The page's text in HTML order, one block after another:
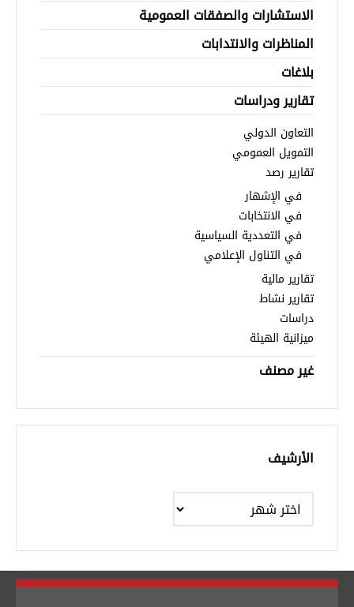
الاستشارات والصفقات العمومية
المناظرات والانتدابات
بلاغات
تقارير ودراسات
التعاون الدولي
التمويل العمومي
تقارير رصد
في الإشهار
في الانتخابات
في التعددية السياسية
في التناول الإعلامي
تقارير مالية
تقارير نشاط
دراسات
ميزانية الهيئة
غير مصنف
الأرشيف
الأرشيف